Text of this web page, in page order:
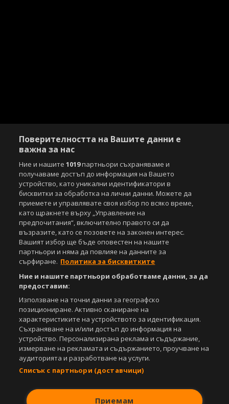
Поверителността на Вашите данни е
важна за нас
Ние и нашите1019партньори съхраняваме и
получаваме достъп до информация на Вашето
устройство, като уникални идентификатори в
бисквитки за обработка на лични данни. Можете да
приемете и управлявате своя избор по всяко време,
като щракнете върху „Управление на
предпочитания“, включително правото си да
възразите, като се позовете на законен интерес.
Вашият избор ще бъде оповестен на нашите
партньори и няма да повлияе на данните за
сърфиране. Политика за бисквитките
Ние и нашите партньори обработваме данни, за да
предоставим:
Използване на точни данни за географско
позициониране. Активно сканиране на
характеристиките на устройството за идентификация.
Съхраняване на и/или достъп до информация на
устройство. Персонализирана реклама и съдържание,
измерване на рекламата и съдържанието, проучване на
аудиторията и разработване на услуги.
Списък с партньори (доставчици)
Приемам